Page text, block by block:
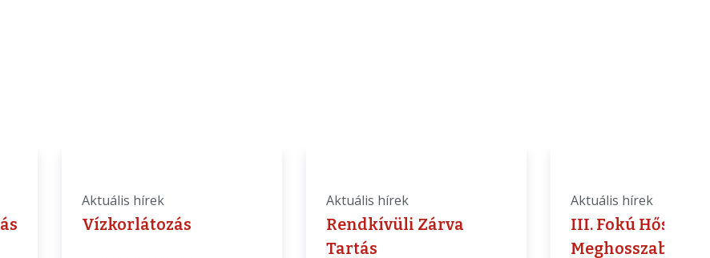
Aktuális hírek
Vízkorlátozás
Aktuális hírek
Rendkívüli Zárva
Tartás
Aktuális hírek
III. Fokú